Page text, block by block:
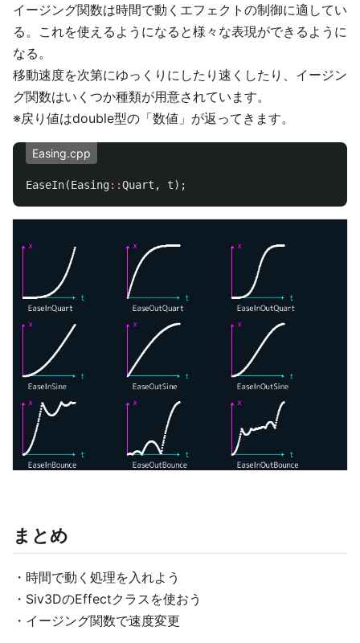
イージング関数は時間で動くエフェクトの制御に適してい
る。これを使えるようになると様々な表現ができるように
なる。
移動速度を次第にゆっくりにしたり速くしたり、イージン
グ関数はいくつか種類が用意されています。
※戻り値はdouble型の「数値」が返ってきます。
Easing.cpp
EaseIn(Easing::Quart , t);
まとめ
・時間で動く処理を入れよう
・Siv3DのEffectクラスを使おう
・イージング関数で速度変更